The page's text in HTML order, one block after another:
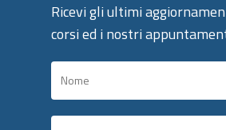
Ricevi gli ultimi
corsi ed i nostri